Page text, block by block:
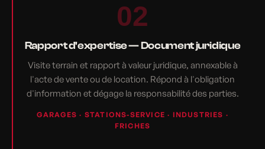
02
Rapport d'expertise — Document juridique
Visite terrain et rapport à valeur juridique, annexable à
l'acte de vente ou de location. Répond à l'obligation
d'information et dégage la responsabilité des parties.
GARAGES · STATIONS-SERVICE · INDUSTRIES ·
FRICHES